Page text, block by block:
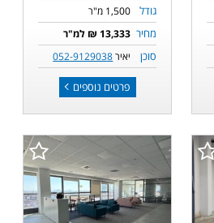
גודל 1,500 מ"ר
מחיר 13,333 ₪ למ"ר
סוכן יאיר052-9129038
פרטים נוספים